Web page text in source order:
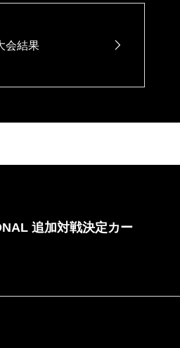
会結果
追加対戦決定カー